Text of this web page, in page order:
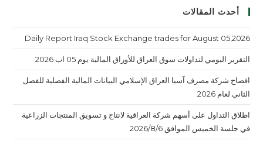
أحدث المقالات
Daily Report Iraq Stock Exchange trades for August 05,2026
التقرير اليومي لتداولات سوق العراق للأوراق المالية يوم 05 اب 2026
افصاح شركة مصرف آسيا العراق الإسلامي البيانات المالية الفصلية للفصل
الثاني لعام 2026
اطلاق التداول على أسهم شركة العراقية لانتاج و تسويق المنتجات الزراعية
في جلسة الخميس الموافق 2026/8/6